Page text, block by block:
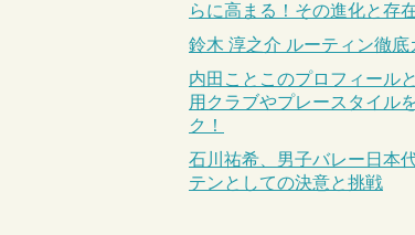
らに高まる！その進化と存
鈴木 淳之介 ルーティン徹底
内田ことこのプロフィール
用クラブやプレースタイル
ク！
石川祐希、男子バレー日本
テンとしての決意と挑戦